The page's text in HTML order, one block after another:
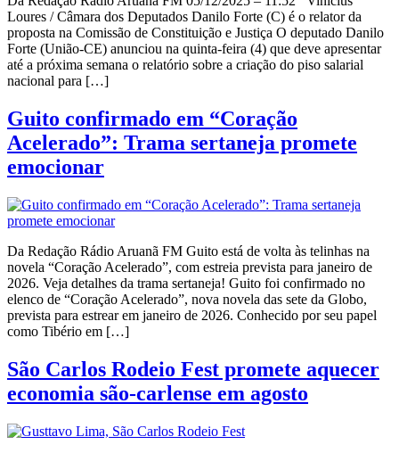
Loures / Câmara dos Deputados Danilo Forte (C) é o relator da
proposta na Comissão de Constituição e Justiça O deputado Danilo
Forte (União-CE) anunciou na quinta-feira (4) que deve apresentar
até a próxima semana o relatório sobre a criação do piso salarial
nacional para […]
Guito confirmado em “Coração
Acelerado”: Trama sertaneja promete
emocionar
Da Redação Rádio Aruanã FM Guito está de volta às telinhas na
novela “Coração Acelerado”, com estreia prevista para janeiro de
2026. Veja detalhes da trama sertaneja! Guito foi confirmado no
elenco de “Coração Acelerado”, nova novela das sete da Globo,
prevista para estrear em janeiro de 2026. Conhecido por seu papel
como Tibério em […]
São Carlos Rodeio Fest promete aquecer
economia são-carlense em agosto